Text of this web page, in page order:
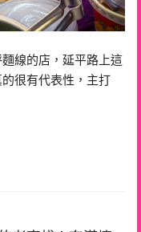
線的店，延平路上這
很有代表性，主打